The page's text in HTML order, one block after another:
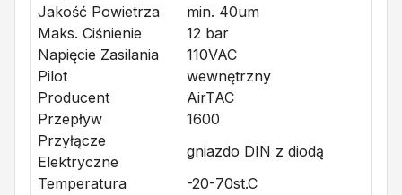
Jakość Powietrza
min. 40um
Maks. Ciśnienie
12 bar
Napięcie Zasilania
110VAC
Pilot
wewnętrzny
Producent
AirTAC
Przepływ
1600
Przyłącze
Elektryczne
gniazdo DIN z diodą
Temperatura
-20-70st.C